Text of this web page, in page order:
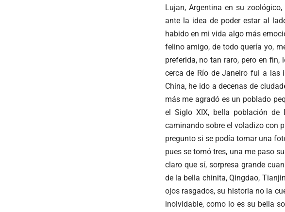
Lujan, Argentina en su
ante la idea de poder estar al
habido en mi vida algo más
felino amigo, de todo quería yo,
preferida, no tan raro, pero en fin,
cerca de Río de Janeiro fui a las
China, he ido a decenas de
más me agradó es un poblado
el Siglo XIX, bella población
caminando sobre el voladizo con
pregunto si se podía tomar una
pues se tomó tres, una me paso
claro que sí, sorpresa grande
de la bella chinita, Qingdao,
ojos rasgados, su historia no la
inolvidable, como lo es su bella